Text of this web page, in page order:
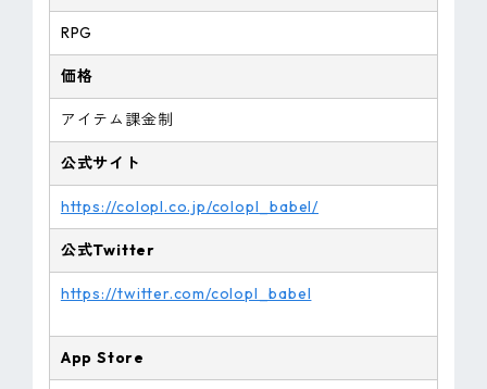
RPG
価格
アイテム課金制
公式サイト
https://colopl.co.jp/colopl_babel/
公式Twitter
https://twitter.com/colopl_babel
App Store